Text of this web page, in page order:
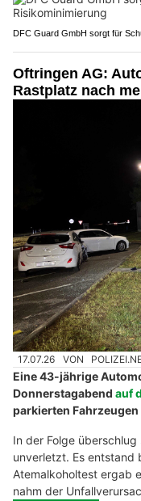
DFC Guard GmbH sorgt für
Oftringen AG:
Rastplatz nach
17.07.26 VON
Eine 43-jährige
Donnerstagabend auf
parkierten
In der Folge
unverletzt. Es entstand
Atemalkoholtest ergab
nahm der